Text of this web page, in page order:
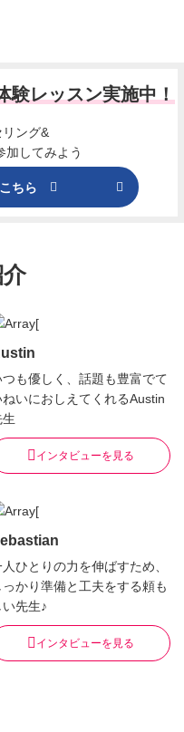
験レッスン実施中！
リング&
加してみよう
こちら
つも優しく、話題も豊富でて
ねいにおしえてくれるAustin
生
インタビューを見る
人ひとりの力を伸ばすため、
っかり準備と工夫をする頼も
い先生♪
インタビューを見る